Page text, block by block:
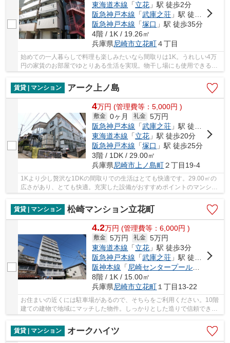
東海道本線 「立花 」駅 徒歩2分
阪急神戸本線 「武庫之荘 」駅 徒歩20分
阪急神戸本線 「塚口 」駅 徒歩35分
4階 / 1K / 19.26㎡
兵庫県尼崎市立花町４丁目
始めての一人暮らしで料理も楽しみたいなら間取りは1K。うれしい4万
円の家賃のお部屋でゆとりある生活を実現。物干し場にも使用できるバ
賃貸 | マンション
アーク上ノ島
4万円 (管理費等：5,000円 )
敷金 0ヶ月 礼金 5万円
阪急神戸本線 「武庫之荘 」駅 徒歩15分
東海道本線 「立花 」駅 徒歩20分
阪急神戸本線 「塚口 」駅 徒歩25分
3階 / 1DK / 29.00㎡
兵庫県尼崎市 上ノ島町２丁目19-4
1Kより少し贅沢な1DKの間取りでの生活はとても快適です。29.00㎡の
広さがあり、とても快適。充実した設備がおすすめポイントのマンショ
賃貸 | マンション
松崎マンション立花町
4.2万円 (管理費等：6,000円 )
敷金 5万円 礼金 5万円
東海道本線 「立花 」駅 徒歩3分
阪急神戸本線 「武庫之荘 」駅 徒歩25分
阪神本線 「 尼崎センタープール前
8階 / 1K / 15.00㎡
兵庫県尼崎市立花町 １丁目13-22
お住まいの近くには駐車場があるので、そちらをご利用ください。10階
建ての建物で地域にマッチした物件。しっかりとした造りで信頼できる
中古物件。安心と信頼のマンションタイプの物...
賃貸 | マンション
オークハイツ